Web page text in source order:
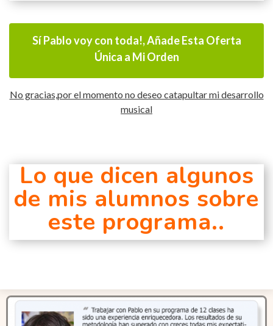
Sí Pablo voy con toda!, Añade Esta Oferta
Única a Mi Orden
No gracias,por el momento no deseo catapultar mi desarrollo
musical
Lo que dicen algunos
de mis alumnos sobre
este programa..